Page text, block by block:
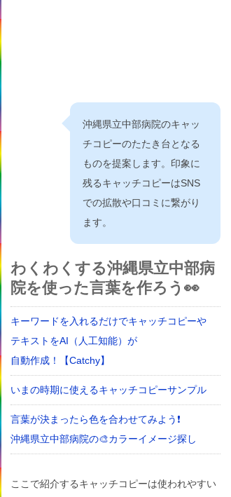
沖縄県立中部病院のキャッ
チコピーのたたき台となる
ものを提案します。印象に
残るキャッチコピーはSNS
での拡散や口コミに繋がり
ます。
わくわくする沖縄県立中部病
院を使った言葉を作ろう👀
キーワードを入れるだけでキャッチコピーや
テキストをAI（人工知能）が
自動作成！【Catchy】
いまの時期に使えるキャッチコピーサンプル
言葉が決まったら色を合わせてみよう❗
沖縄県立中部病院の🎨カラーイメージ探し
ここで紹介するキャッチコピーは使われやすい